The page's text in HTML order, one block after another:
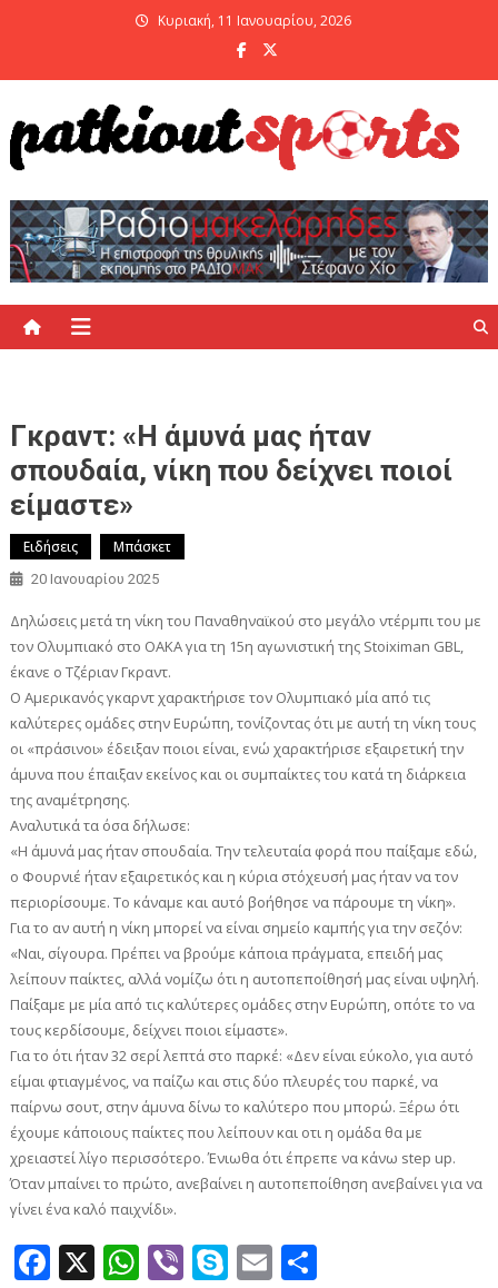
Κυριακή, 11 Ιανουαρίου, 2026
Γκραντ: «Η άμυνά μας ήταν
σπουδαία, νίκη που δείχνει ποιοί
είμαστε»
Ειδήσεις Μπάσκετ
20 Ιανουαρίου 2025
Δηλώσεις μετά τη νίκη του Παναθηναϊκού στο μεγάλο ντέρμπι του με
τον Ολυμπιακό στο ΟΑΚΑ για τη 15η αγωνιστική της Stoiximan GBL,
έκανε ο Τζέριαν Γκραντ.
Ο Αμερικανός γκαρντ χαρακτήρισε τον Ολυμπιακό μία από τις
καλύτερες ομάδες στην Ευρώπη, τονίζοντας ότι με αυτή τη νίκη τους
οι «πράσινοι» έδειξαν ποιοι είναι, ενώ χαρακτήρισε εξαιρετική την
άμυνα που έπαιξαν εκείνος και οι συμπαίκτες του κατά τη διάρκεια
της αναμέτρησης.
Αναλυτικά τα όσα δήλωσε:
«Η άμυνά μας ήταν σπουδαία. Την τελευταία φορά που παίξαμε εδώ,
ο Φουρνιέ ήταν εξαιρετικός και η κύρια στόχευσή μας ήταν να τον
περιορίσουμε. Το κάναμε και αυτό βοήθησε να πάρουμε τη νίκη».
Για το αν αυτή η νίκη μπορεί να είναι σημείο καμπής για την σεζόν:
«Ναι, σίγουρα. Πρέπει να βρούμε κάποια πράγματα, επειδή μας
λείπουν παίκτες, αλλά νομίζω ότι η αυτοπεποίθησή μας είναι υψηλή.
Παίξαμε με μία από τις καλύτερες ομάδες στην Ευρώπη, οπότε το να
τους κερδίσουμε, δείχνει ποιοι είμαστε».
Για το ότι ήταν 32 σερί λεπτά στο παρκέ: «Δεν είναι εύκολο, για αυτό
είμαι φτιαγμένος, να παίζω και στις δύο πλευρές του παρκέ, να
παίρνω σουτ, στην άμυνα δίνω το καλύτερο που μπορώ. Ξέρω ότι
έχουμε κάποιους παίκτες που λείπουν και οτι η ομάδα θα με
χρειαστεί λίγο περισσότερο. Ένιωθα ότι έπρεπε να κάνω step up.
Όταν μπαίνει το πρώτο, ανεβαίνει η αυτοπεποίθηση ανεβαίνει για να
γίνει ένα καλό παιχνίδι».
Facebook
X WhatsApp
ViberSkype
Email